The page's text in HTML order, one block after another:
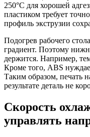
250°C для хорошей
пластиком требует
профиль экструзии
Подогрев рабочего
градиент. Поэтому
держится. Например,
Кроме того, ABS
Таким образом, печать
результате деталь не
Скорость
управлять